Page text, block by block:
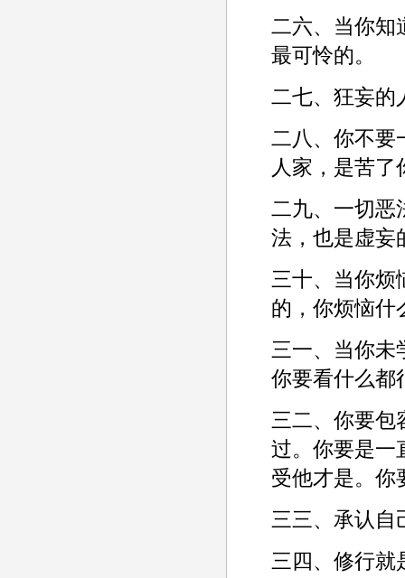
二六、当你知
最可怜的。­
二七、狂妄的
二八、你不要
人家，是苦了
二九、一切恶
法，也是虚妄
三十、当你烦
的，你烦恼什
三一、当你未
你要看什么都
三二、你要包
过。你要是一
受他才是。你
三三、承认自
三四、修行就